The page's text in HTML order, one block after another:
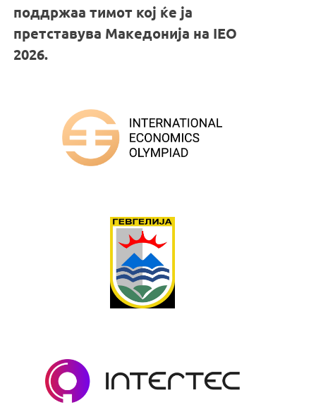
поддржаа тимот кој ќе ја
претставува Македонија на IEO
2026.